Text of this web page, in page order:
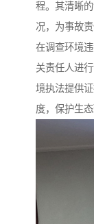
程。其清晰
况，为事故
在调查环境
关责任人进
境执法提供
度，保护生态